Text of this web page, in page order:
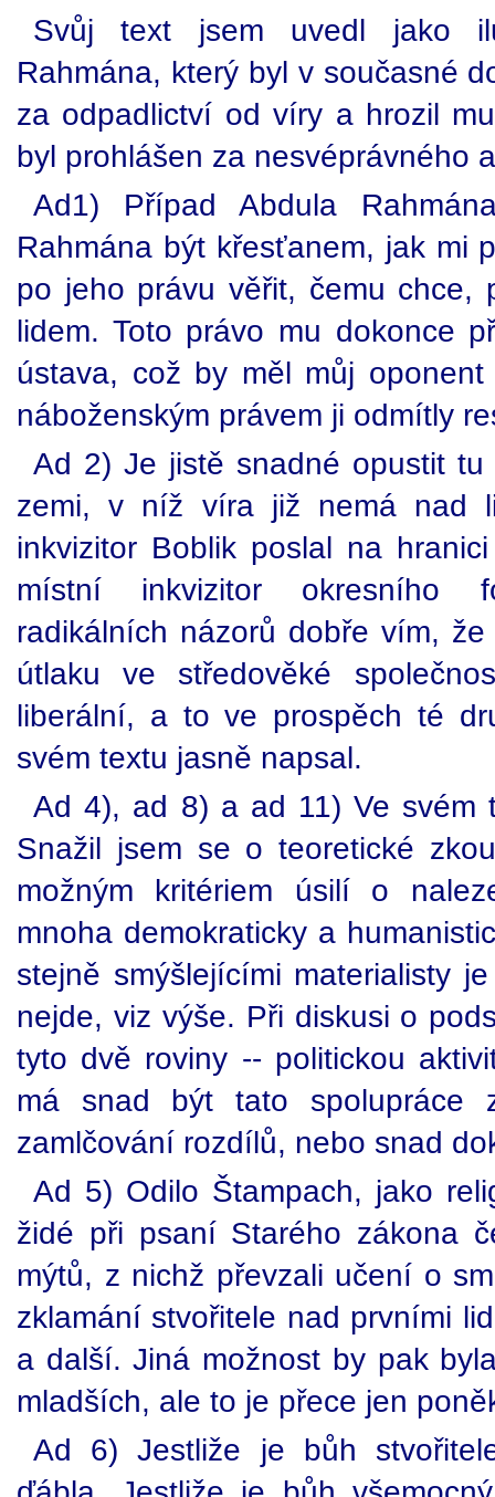
Svůj text jsem uvedl jako
Rahmána, který byl v současné
za odpadlictví od víry a hrozil
byl prohlášen za nesvéprávného
Ad1) Případ Abdula
Rahmána být křesťanem, jak mi
po jeho právu věřit, čemu chce,
lidem. Toto právo mu dokonce
ústava, což by měl můj
náboženským právem ji odmítly
Ad 2) Je jistě snadné opustit
zemi, v níž víra již nemá nad
inkvizitor Boblik poslal na
místní inkvizitor okresního
radikálních názorů dobře vím,
útlaku ve středověké
liberální, a to ve prospěch té
svém textu jasně napsal.
Ad 4), ad 8) a ad 11) Ve svém
Snažil jsem se o teoretické
možným kritériem úsilí o
mnoha demokraticky a
stejně smýšlejícími materialisty
nejde, viz výše. Při diskusi o
tyto dvě roviny -- politickou
má snad být tato spolupráce
zamlčování rozdílů, nebo snad
Ad 5) Odilo Štampach, jako
židé při psaní Starého zákona
mýtů, z nichž převzali učení o
zklamání stvořitele nad prvními
a další. Jiná možnost by pak
mladších, ale to je přece jen
Ad 6) Jestliže je bůh